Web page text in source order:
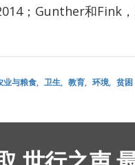
；Gunther和Fink，
业与粮食 卫生 教育 环境 贫困